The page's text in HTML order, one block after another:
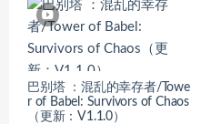
巴别塔 ：混乱的幸存者/Towe
r of Babel: Survivors of Chaos
（更新：V1.1.0）